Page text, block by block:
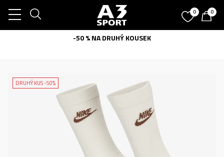
0 0
-50 % NA DRUHÝ KOUSEK
DRUHÝ KUS -50%